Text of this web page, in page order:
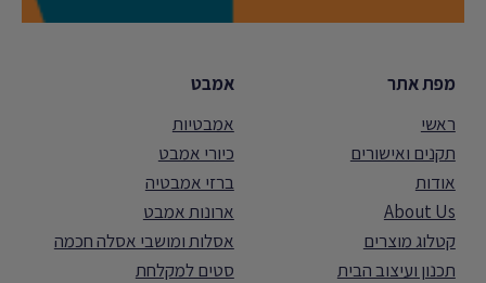
מפת אתר
ראשי
תקנים ואישורים
אודות
About Us
קטלוג מוצרים
תכנון ועיצוב הבית
אמבט
אמבטיות
כיורי אמבט
ברזי אמבטיה
ארונות אמבט
אסלות ומושבי אסלה חכמה
סטים למקלחת